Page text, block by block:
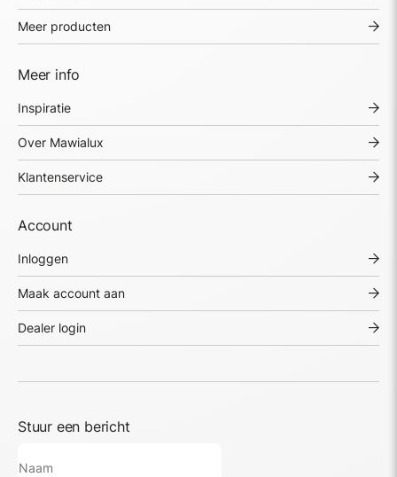
Meer producten
Meer info
Inspiratie
Over Mawialux
Klantenservice
Account
Inloggen
Maak account aan
Dealer login
Stuur een bericht